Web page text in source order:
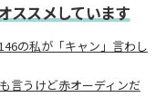
ススメしています
の私が「キャン」言わし
言うけど赤オーディンだ